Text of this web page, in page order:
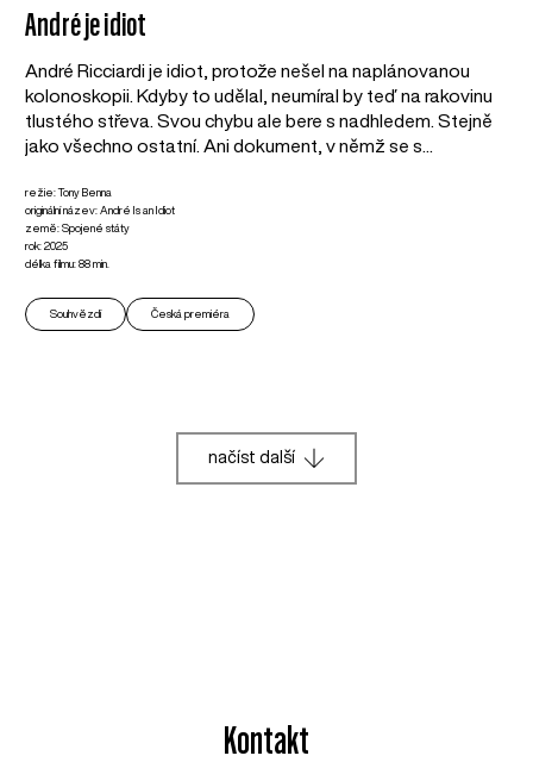
André je idiot
André Ricciardi je idiot, protože nešel na naplánovanou
kolonoskopii. Kdyby to udělal, neumíral by teď na rakovinu
tlustého střeva. Svou chybu ale bere s nadhledem. Stejně
jako všechno ostatní. Ani dokument, v němž se s...
režie: Tony Benna
originální název: André Is an Idiot
země: Spojené státy
rok: 2025
délka filmu: 88 min.
Souhvězdí Česká premiéra
načíst další
Kontakt